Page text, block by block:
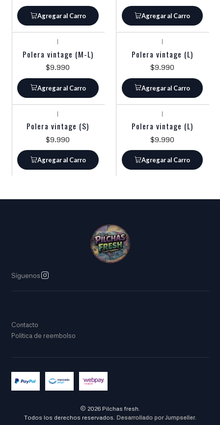
Agregar al Carro Agregar al Carro
|
Polera vintage (M-L)
$9.990
Agregar al Carro
|
Polera vintage (L)
$9.990
Agregar al Carro
|
Polera vintage (S)
$9.990
Agregar al Carro
|
Polera vintage (L)
$9.990
Agregar al Carro
Síguenos
Contacto
Política de reembolso
2026 Pilchas fresh.
Todos los derechos reservados. Desarrollado por Jumpseller.